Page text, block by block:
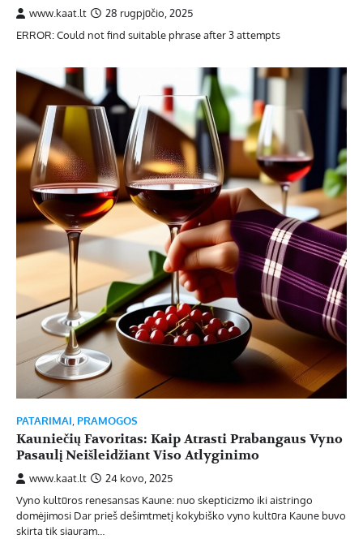
www.kaat.lt
28 rugpjūčio, 2025
ERROR: Could not find suitable phrase after 3 attempts
PATARIMAI, PRAMOGOS
Kauniečių Favoritas: Kaip Atrasti Prabangaus Vyno
Pasaulį Neišleidžiant Viso Atlyginimo
www.kaat.lt
24 kovo, 2025
Vyno kultūros renesansas Kaune: nuo skepticizmo iki aistringo
domėjimosi Dar prieš dešimtmetį kokybiško vyno kultūra Kaune buvo
skirta tik siauram…